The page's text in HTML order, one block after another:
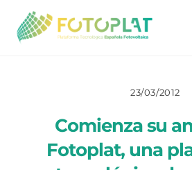
content
23/03/2012
Comienza su
Fotoplat, una